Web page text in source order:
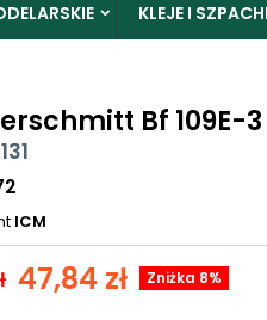
KLEJE I
Bf 109E-3
ICM
47,84 zł Zniżka 8%